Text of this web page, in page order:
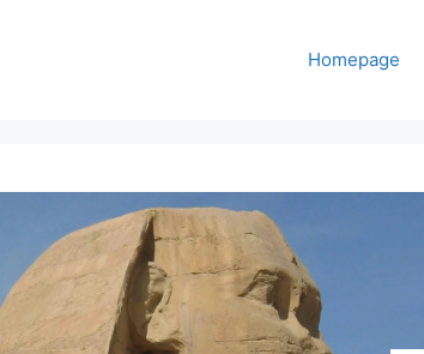
Homepage